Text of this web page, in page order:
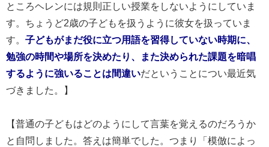
ところヘレンには規則正しい授業をしないようにしていま
す。ちょうど2歳の子どもを扱うように彼女を扱っていま
す。 子どもがまだ役に立つ用語を習得していない時期に、
勉強の時間や場所を決めたり、また決められた課題を暗唱
するように強いることは間違いだということについ最近気
づきました。】
【普通の子どもはどのようにして言葉を覚えるのだろうか
と自問しました。答えは簡単でした。つまり「模倣によっ